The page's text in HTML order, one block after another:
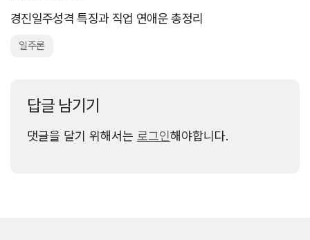
경진일주성격 특징과 직업 연애운 총정리
일주론
답글 남기기
댓글을 달기 위해서는 로그인해야합니다.